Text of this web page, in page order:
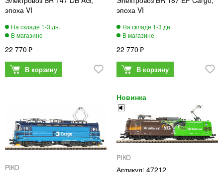
эпоха VI
22 770
эпоха VI
22 770
PIKO
PIKO
47212